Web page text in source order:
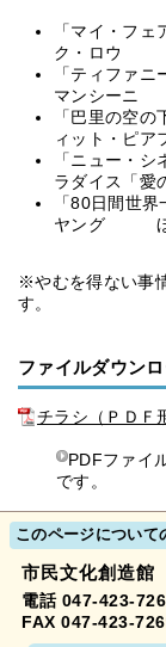
「マイ・フ
ク・ロウ
「ティファ
マンシーニ
「巴里の空
ィット・ピア
「ニュー・
ラダイス「愛
「80日間世
ヤング
※やむを得ない事
す。
ファイルダウン
チラシ（ＰＤＦ
PDFファイ
です。
このページについて
市民文化創造館
電話 047-423-
FAX 047-423-